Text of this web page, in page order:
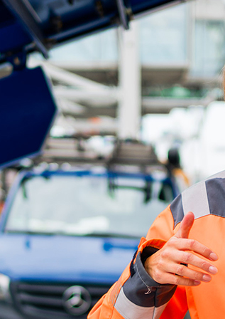
Center der HPA
aller Verkehrsmeldungen